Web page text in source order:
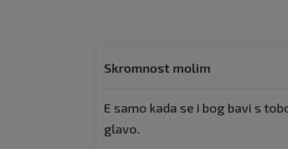
Skromnost molim
E samo kada se i bog bavi s
glavo.